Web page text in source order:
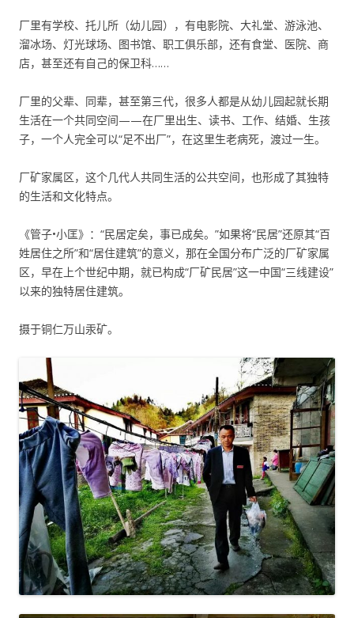
厂里有学校、托儿所（幼儿园），有电影院、大礼堂、游泳池、
溜冰场、灯光球场、图书馆、职工俱乐部，还有食堂、医院、商
店，甚至还有自己的保卫科……
厂里的父辈、同辈，甚至第三代，很多人都是从幼儿园起就长期
生活在一个共同空间——在厂里出生、读书、工作、结婚、生孩
子，一个人完全可以“足不出厂”，在这里生老病死，渡过一生。
厂矿家属区，这个几代人共同生活的公共空间，也形成了其独特
的生活和文化特点。
《管子•小匡》：“民居定矣，事已成矣。”如果将“民居”还原其“百
姓居住之所”和“居住建筑”的意义，那在全国分布广泛的厂矿家属
区，早在上个世纪中期，就已构成“厂矿民居”这一中国“三线建设”
以来的独特居住建筑。
摄于铜仁万山汞矿。